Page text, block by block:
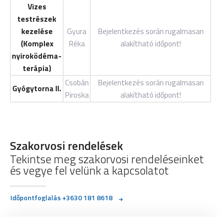
Vizes
testrészek
kezelése
(Komplex
nyiroködéma-
terápia)
Gyura
Réka
Bejelentkezés során rugalmasan
alakítható időpont!
Gyógytorna II. Csobán
Piroska
Bejelentkezés során rugalmasan
alakítható időpont!
Szakorvosi rendelések
Tekintse meg szakorvosi rendeléseinket
és vegye fel velünk a kapcsolatot
Időpontfoglalás +3630 181 8618